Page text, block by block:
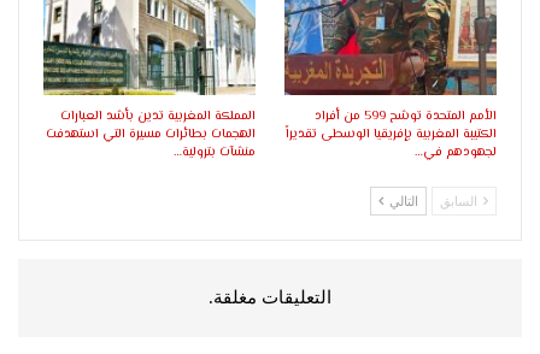
الأمم المتحدة توشح 599 من أفراد
الكتيبة المغربية بإفريقيا الوسطى تقديراً
لجهودهم في…
المملكة المغربية تدين بأشد العبارات
الهجمات بطائرات مسيرة التي استهدفت
منشآت بترولية…
السابق التالي
التعليقات مغلقة.